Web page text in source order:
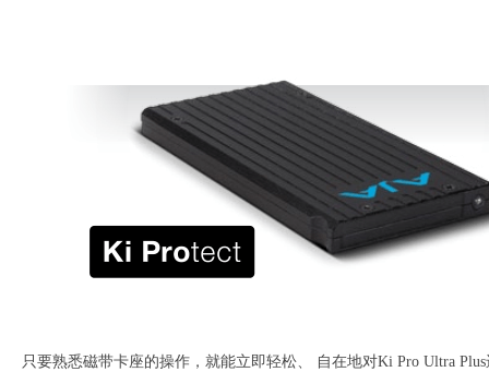
只要熟悉磁带卡座的操作，就能立即轻松、 自在地对Ki Pro Ultra